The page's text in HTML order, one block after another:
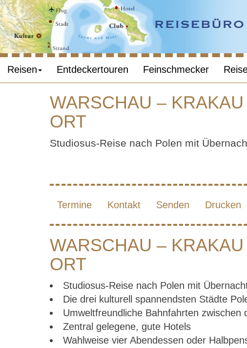
Reisen Entdeckertouren Feinschmecker
WARSCHAU –
ORT
Studiosus-Reise nach Polen mit
Termine Kontakt Senden Drucken
WARSCHAU –
ORT
Studiosus-Reise nach Polen mit
Die drei kulturell spannendsten Städte
Umweltfreundliche Bahnfahrten zwischen
Zentral gelegene, gute Hotels
Wahlweise vier Abendessen oder